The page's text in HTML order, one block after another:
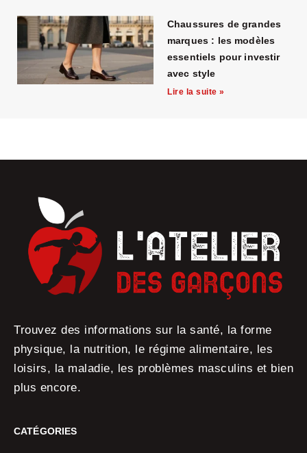
Chaussures de grandes
marques : les modèles
essentiels pour investir
avec style
Lire la suite »
Trouvez des informations sur la santé, la forme
physique, la nutrition, le régime alimentaire, les
loisirs, la maladie, les problèmes masculins et bien
plus encore.
CATÉGORIES